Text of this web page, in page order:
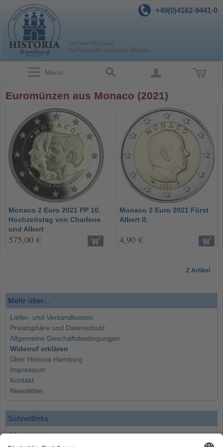
+49(0)4162-9441-0
Menü
Euromünzen aus Monaco (2021)
Monaco 2 Euro 2021 PP 10.
Hochzeitstag von Charlene
und Albert
575,00 €
Monaco 2 Euro 2021 Fürst
Albert II.
4,90 €
2 Artikel
Mehr über...
Liefer- und Versandkosten
Privatsphäre und Datenschutz
Allgemeine Geschäftsbedingungen
Widerruf erklären
Über Historia Hamburg
Impressum
Kontakt
Newsletter
Schnellinks
Monatsliste